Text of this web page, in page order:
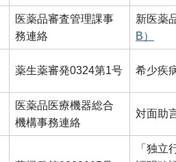
医薬品審査管理課事
務連絡
新医薬
B）
薬生薬審発0324第1号 希少疾
医薬品医療機器総合
機構事務連絡
対面助
「独